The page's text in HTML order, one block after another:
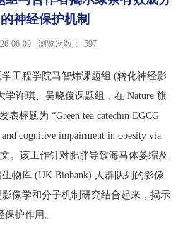
神经保护机制
06-09 浏览次数： 597
工程学院马智炜课题组 (转化神经影
学许琪、吴晓俊课题组，在 Nature 旗
表标题为 “Green tea catechin EGCG
and cognitive impairment in obesity via
。该工作针对肥胖导致海马体萎缩及
物库 (UK Biobank) 人群队列的影像
像学和分子机制研究结合起来，揭示
保护作用。